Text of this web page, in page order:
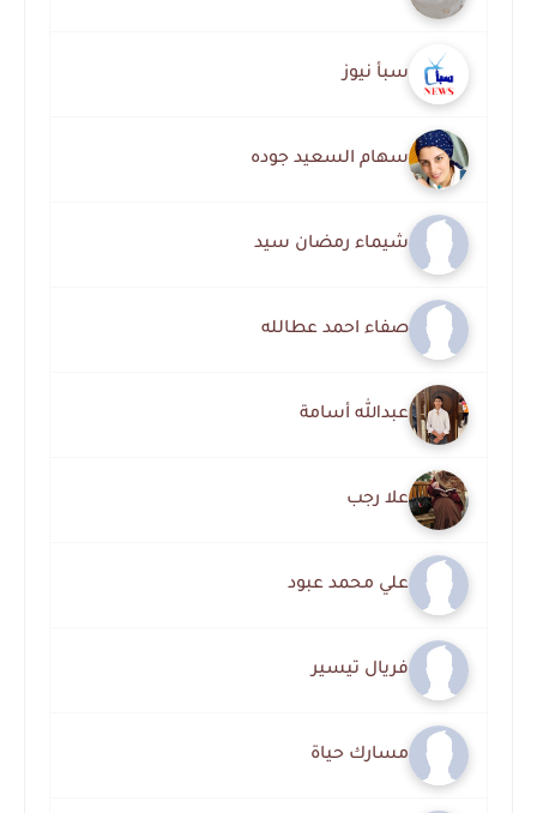
سبأ نيوز
سهام السعيد جوده
شيماء رمضان سيد
صفاء احمد عطالله
عبدالله أسامة
علا رجب
علي محمد عبود
فريال تيسير
مسارك حياة